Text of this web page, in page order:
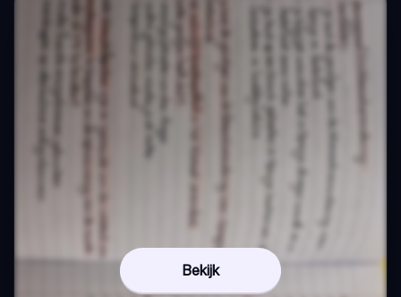
Bekijk